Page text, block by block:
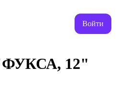
Войти
12"